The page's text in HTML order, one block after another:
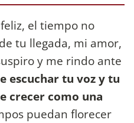
el tiempo no
tu llegada, mi amor,
y me rindo ante
escuchar tu voz y tu
crecer como una
puedan florecer